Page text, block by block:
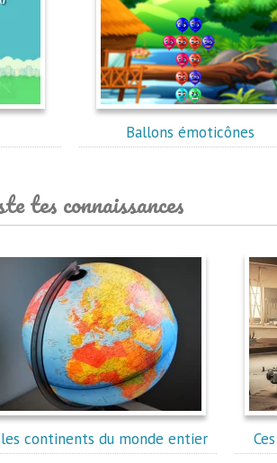
Ballons émoticônes
tes connaissances
les continents du monde entier